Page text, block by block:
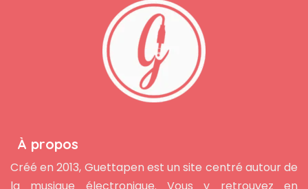
À propos
Créé en 2013, Guettapen est un site centré autour de